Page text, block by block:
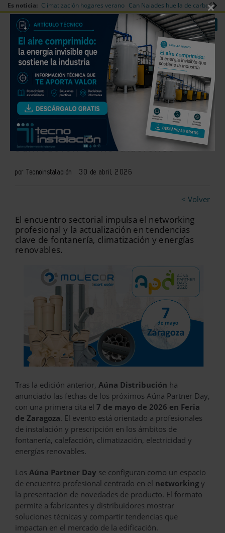
Es noticia: Climatización hogares verano Can Naiades huella de carbono
Redes Sociales Es noticia Login empresas Registro
Aúna Partner Day Zaragoza
reúne soluciones técnicas para
edificación e instalaciones
por Tecnoinstalación 30 de abril, 2026
< Volver
El encuentro sectorial impulsa el networking
profesional y la actualización en tendencias
clave de fontanería, climatización y energías
renovables.
Tras la edición anterior, Aúna Distribución ha
anunciado las fechas de los próximos Aúna Partner Day,
con una primera cita el 7 de mayo de 2026 en Feria
de Zaragoza. El evento está orientado a profesionales
de instalación y prescripción en los ámbitos de
fontanería, calefacción, climatización, electricidad y
energías renovables.
Los Aúna Partner Day se configuran como un espacio
de encuentro profesional centrado en el networking y
la presentación de novedades de producto. El formato
permite a fabricantes y distribuidores mostrar
soluciones técnicas y compartir tendencias que
impactan en el mercado de la edificación.
×